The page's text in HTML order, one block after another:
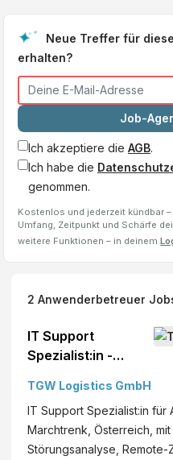
Neue Treffer für
erhalten?
Job-
Ich akzeptiere die AGB.
Ich habe die
genommen.
Kostenlos und jederzeit kündbar
Umfang, Zeitpunkt und Schärfe
weitere Funktionen – in deinem
2 Anwenderbetreuer
IT Support
Spezialist:in -
Software (M/W/D)*
TGW Logistics GmbH
IT Support Spezialist:in für
Marchtrenk, Österreich,
Störungsanalyse,